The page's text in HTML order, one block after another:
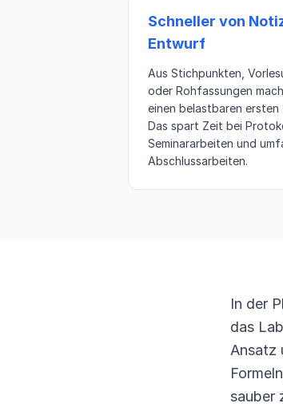
Schneller von
Entwurf
Aus Stichpunkten,
oder Rohfassungen
einen belastbaren
Das spart Zeit bei
Seminararbeiten und
Abschlussarbeiten.
In der
das
Ansatz
sauber